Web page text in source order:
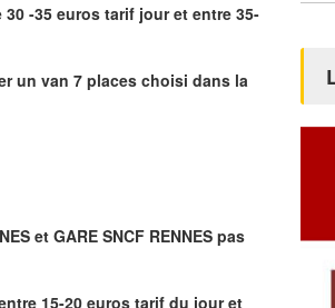
30 -35 euros tarif jour et entre 35-
un van 7 places choisi dans la
et GARE SNCF RENNES pas
15-20 euros tarif du jour et